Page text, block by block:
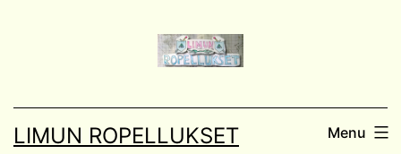
LIMUN ROPELLUKSET Menu